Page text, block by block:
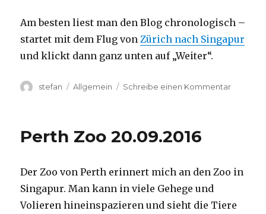
Am besten liest man den Blog chronologisch –
startet mit dem Flug vonZürich nach Singapur
und klickt dann ganz unten auf „Weiter“.
Autor
stefan Kategorien
Allgemein Schreibe einen Kommentarzu
Perth
Perth Zoo 20.09.2016
Der Zoo von Perth erinnert mich an den Zoo in
Singapur. Man kann in viele Gehege und
Volieren hineinspazieren und sieht die Tiere